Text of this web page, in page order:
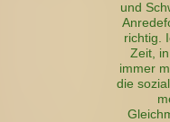
und
richtig.
Zeit,
immer
die